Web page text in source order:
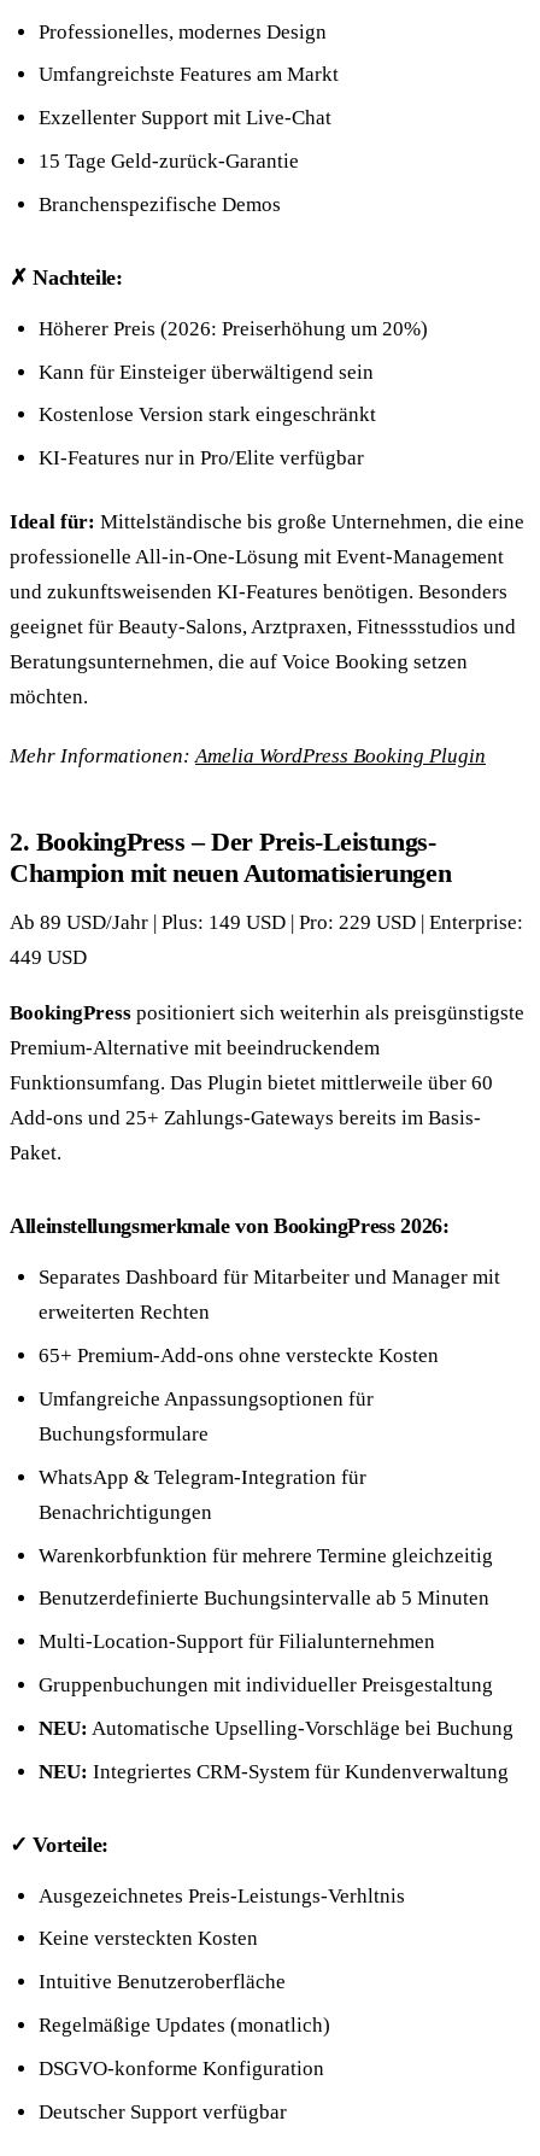
Professionelles, modernes Design
Umfangreichste Features am Markt
Exzellenter Support mit Live-Chat
15 Tage Geld-zurück-Garantie
Branchenspezifische Demos
✗ Nachteile:
Höherer Preis (2026: Preiserhöhung um 20%)
Kann für Einsteiger überwältigend sein
Kostenlose Version stark eingeschränkt
KI-Features nur in Pro/Elite verfügbar
Ideal für: Mittelständische bis große Unternehmen, die eine
professionelle All-in-One-Lösung mit Event-Management
und zukunftsweisenden KI-Features benötigen. Besonders
geeignet für Beauty-Salons, Arztpraxen, Fitnessstudios und
Beratungsunternehmen, die auf Voice Booking setzen
möchten.
Mehr Informationen:Amelia WordPress Booking Plugin
2. BookingPress – Der Preis-Leistungs-
Champion mit neuen Automatisierungen
Ab 89 USD/Jahr | Plus: 149 USD | Pro: 229 USD | Enterprise:
449 USD
BookingPress positioniert sich weiterhin als preisgünstigste
Premium-Alternative mit beeindruckendem
Funktionsumfang. Das Plugin bietet mittlerweile über 60
Add-ons und 25+ Zahlungs-Gateways bereits im Basis-
Paket.
Alleinstellungsmerkmale von BookingPress 2026:
Separates Dashboard für Mitarbeiter und Manager mit
erweiterten Rechten
65+ Premium-Add-ons ohne versteckte Kosten
Umfangreiche Anpassungsoptionen für
Buchungsformulare
WhatsApp & Telegram-Integration für
Benachrichtigungen
Warenkorbfunktion für mehrere Termine gleichzeitig
Benutzerdefinierte Buchungsintervalle ab 5 Minuten
Multi-Location-Support für Filialunternehmen
Gruppenbuchungen mit individueller Preisgestaltung
NEU: Automatische Upselling-Vorschläge bei Buchung
NEU: Integriertes CRM-System für Kundenverwaltung
✓ Vorteile:
Ausgezeichnetes Preis-Leistungs-Verhltnis
Keine versteckten Kosten
Intuitive Benutzeroberfläche
Regelmäßige Updates (monatlich)
DSGVO-konforme Konfiguration
Deutscher Support verfügbar